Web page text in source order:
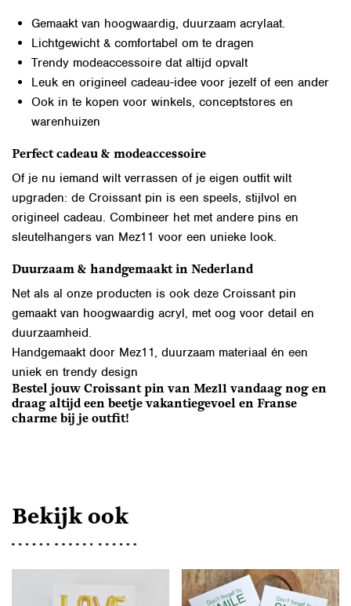
Gemaakt van hoogwaardig, duurzaam acrylaat.
Lichtgewicht & comfortabel om te dragen
Trendy modeaccessoire dat altijd opvalt
Leuk en origineel cadeau-idee voor jezelf of een ander
Ook in te kopen voor winkels, conceptstores en
warenhuizen
Perfect cadeau & modeaccessoire
Of je nu iemand wilt verrassen of je eigen outfit wilt
upgraden: de Croissant pin is een speels, stijlvol en
origineel cadeau. Combineer het met andere pins en
sleutelhangers van Mez11 voor een unieke look.
Duurzaam & handgemaakt in Nederland
Net als al onze producten is ook deze Croissant pin
gemaakt van hoogwaardig acryl, met oog voor detail en
duurzaamheid.
Handgemaakt door Mez11, duurzaam materiaal én een
uniek en trendy design
Bestel jouw Croissant pin van Mez11 vandaag nog en
draag altijd een beetje vakantiegevoel en Franse
charme bij je outfit!
Bekijk ook